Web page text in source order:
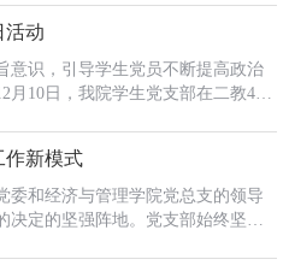
学生第二党支部...
活动
意识，引导学生党员不断提高政治
10日，我院学生党支部在二教410
作新模式
委和经济与管理学院党总支的领导
定的坚强阵地。党支部始终坚持